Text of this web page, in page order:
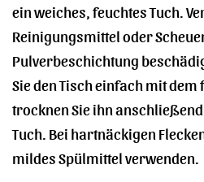
ein weiches, feuchtes Tuch.
Reinigungsmittel oder
Pulverbeschichtung
Sie den Tisch einfach mit dem
trocknen Sie ihn
Tuch. Bei hartnäckigen
mildes Spülmittel verwenden.